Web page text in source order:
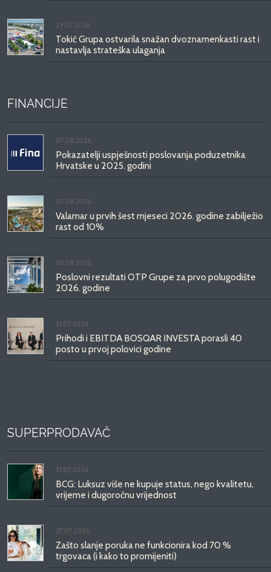
29.07.2026.
Tokić Grupa ostvarila snažan dvoznamenkasti rast i
nastavlja strateška ulaganja
FINANCIJE
07.08.2026.
Pokazatelji uspješnosti poslovanja poduzetnika
Hrvatske u 2025. godini
07.08.2026.
Valamar u prvih šest mjeseci 2026. godine zabilježio
rast od 10%
06.08.2026.
Poslovni rezultati OTP Grupe za prvo polugodište
2026. godine
31.07.2026.
Prihodi i EBITDA BOSQAR INVESTA porasli 40
posto u prvoj polovici godine
SUPERPRODAVAČ
31.07.2026.
BCG: Luksuz više ne kupuje status, nego kvalitetu,
vrijeme i dugoročnu vrijednost
27.07.2026.
Zašto slanje poruka ne funkcionira kod 70 %
trgovaca (i kako to promijeniti)